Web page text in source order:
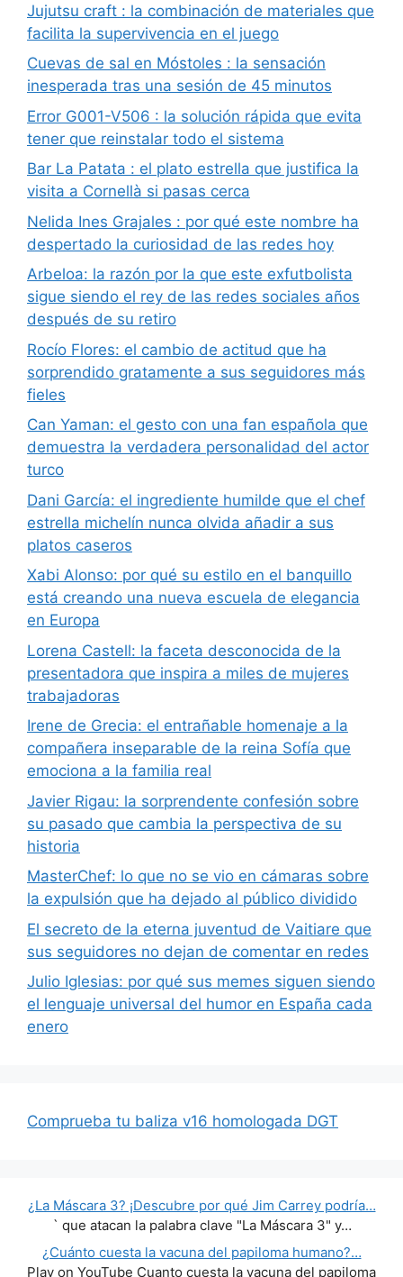
Jujutsu craft : la combinación de materiales que
facilita la supervivencia en el juego
Cuevas de sal en Móstoles : la sensación
inesperada tras una sesión de 45 minutos
Error G001-V506 : la solución rápida que evita
tener que reinstalar todo el sistema
Bar La Patata : el plato estrella que justifica la
visita a Cornellà si pasas cerca
Nelida Ines Grajales : por qué este nombre ha
despertado la curiosidad de las redes hoy
Arbeloa: la razón por la que este exfutbolista
sigue siendo el rey de las redes sociales años
después de su retiro
Rocío Flores: el cambio de actitud que ha
sorprendido gratamente a sus seguidores más
fieles
Can Yaman: el gesto con una fan española que
demuestra la verdadera personalidad del actor
turco
Dani García: el ingrediente humilde que el chef
estrella michelín nunca olvida añadir a sus
platos caseros
Xabi Alonso: por qué su estilo en el banquillo
está creando una nueva escuela de elegancia
en Europa
Lorena Castell: la faceta desconocida de la
presentadora que inspira a miles de mujeres
trabajadoras
Irene de Grecia: el entrañable homenaje a la
compañera inseparable de la reina Sofía que
emociona a la familia real
Javier Rigau: la sorprendente confesión sobre
su pasado que cambia la perspectiva de su
historia
MasterChef: lo que no se vio en cámaras sobre
la expulsión que ha dejado al público dividido
El secreto de la eterna juventud de Vaitiare que
sus seguidores no dejan de comentar en redes
Julio Iglesias: por qué sus memes siguen siendo
el lenguaje universal del humor en España cada
enero
Comprueba tu baliza v16 homologada DGT
¿La Máscara 3? ¡Descubre por qué Jim Carrey podría…
` que atacan la palabra clave "La Máscara 3" y…
¿Cuánto cuesta la vacuna del papiloma humano?…
Play on YouTube Cuanto cuesta la vacuna del papiloma